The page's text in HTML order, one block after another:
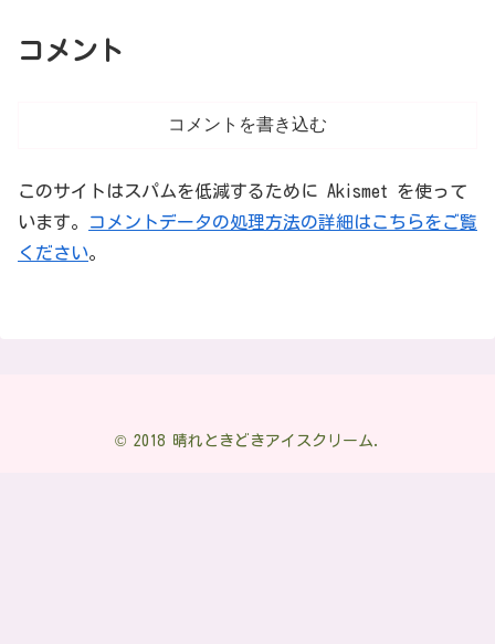
コメント
コメントを書き込む
このサイトはスパムを低減するために Akismet を使って
います。
コメントデータの処理方法の詳細はこちらをご覧
ください。
© 2018 晴れときどきアイスクリーム.